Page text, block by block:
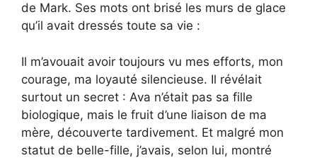
de Mark. Ses mots ont brisé les murs de glace
qu’il avait dressés toute sa vie :
Il m’avouait avoir toujours vu mes efforts, mon
courage, ma loyauté silencieuse. Il révélait
surtout un secret : Ava n’était pas sa fille
biologique, mais le fruit d’une liaison de ma
mère, découverte tardivement. Et malgré mon
statut de belle-fille, j’avais, selon lui, montré